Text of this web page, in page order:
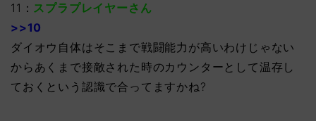
11： スプラプレイヤーさん
>>10
ダイオウ自体はそこまで戦闘能力が高いわけじゃない
からあくまで接敵された時のカウンターとして温存し
ておくという認識で合ってますかね?